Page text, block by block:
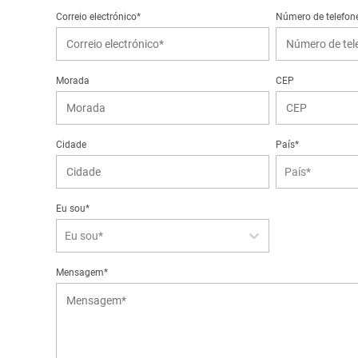
Correio electrónico* Número de
Morada CEP
Cidade País*
País*
Eu sou*
Eu sou*
Mensagem*